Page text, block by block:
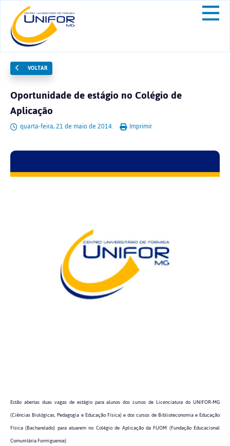
VOLTAR
Oportunidade de estágio no Colégio de
Aplicação
quarta-feira, 21 de maio de 2014. Imprimir
Estão abertas duas vagas de estágio para alunos dos cursos de Licenciatura do UNIFOR-MG
(Ciências Biológicas, Pedagogia e Educação Física) e dos cursos de Biblioteconomia e Educação
Física (Bacharelado) para atuarem no Colégio de Aplicação da FUOM (Fundação Educacional
Comunitária Formiguense).